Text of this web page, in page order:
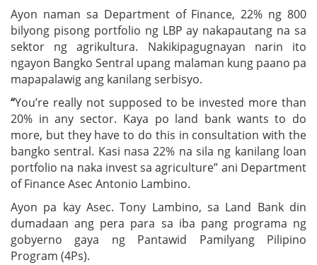
Ayon naman sa Department of Finance, 22% ng 800
bilyong pisong portfolio ng LBP ay nakapautang na sa
sektor ng agrikultura. Nakikipagugnayan narin ito
ngayon Bangko Sentral upang malaman kung paano pa
mapapalawig ang kanilang serbisyo.
“You’re really not supposed to be invested more than
20% in any sector. Kaya po land bank wants to do
more, but they have to do this in consultation with the
bangko sentral. Kasi nasa 22% na sila ng kanilang loan
portfolio na naka invest sa agriculture” ani Department
of Finance Asec Antonio Lambino.
Ayon pa kay Asec. Tony Lambino, sa Land Bank din
dumadaan ang pera para sa iba pang programa ng
gobyerno gaya ng Pantawid Pamilyang Pilipino
Program (4Ps).